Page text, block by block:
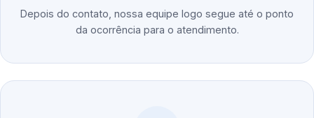
Depois do contato, nossa equipe logo segue até o ponto
da ocorrência para o atendimento.